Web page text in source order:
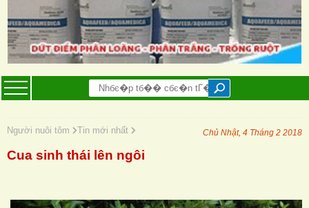
Người nuôi tôm Tin mới nhất Chủ Nhật, 4 Tháng 2 2018
Cua sinh thái lên ngôi